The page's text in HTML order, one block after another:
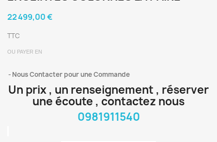
22 499,00 €
TTC
OU PAYER EN
Nous Contacter pour une Commande
Un prix , un renseignement , réserver
une écoute , contactez nous
0981911540